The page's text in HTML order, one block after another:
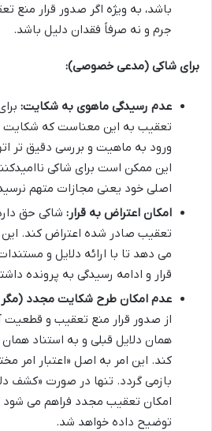
باشد، به ویژه اگر صدور قرار منع
جرم و نه صرفاً فقدان دلیل باشد.
برای شاکی (مدعی خصوصی):
عدم رسیدگی ماهوی به شکایت:
تعقیب به این معناست که شکایت
ورود به ماهیت و بررسی دقیق تر
این ممکن است برای شاکی
اصلی خود یعنی مجازات متهم
امکان اعتراض به قرار: شاکی حق
تعقیب صادر شده اعتراض کند. این
می دهد تا با ارائه دلایل و
قرار و ادامه رسیدگی به پرونده
عدم امکان طرح شکایت مجدد
از صدور قرار منع تعقیب و قطعیت
همان دلایل قبلی و به استناد
کند. این امر به اصل «اعتبار امر
بازمی گردد. تنها در صورت «کشف
امکان تعقیب مجدد فراهم می شود
توضیح داده خواهد شد.